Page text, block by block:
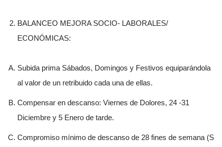
BALANCEO MEJORA SOCIO- LABORALES/
ECONÓMICAS:
Subida prima Sábados, Domingos y Festivos equiparándola
al valor de un retribuido cada una de ellas.
Compensar en descanso: Viernes de Dolores, 24 -31
Diciembre y 5 Enero de tarde.
Compromiso mínimo de descanso de 28 fines de semana (S